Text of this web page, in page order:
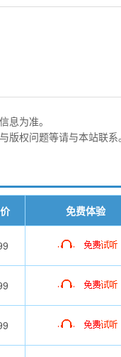
息为准。
版权问题等请与本站联系
免费体验